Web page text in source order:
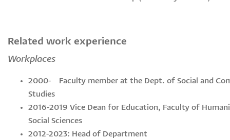
Related work experience
Workplaces
2000- Faculty member at the Dept. of Social and
Studies
2016-2019 Vice Dean for Education, Faculty of
Social Sciences
2012-2023: Head of Department